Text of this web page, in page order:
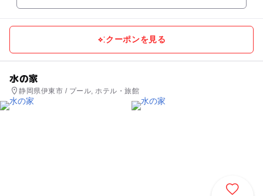
クーポンを見る
水の家
静岡県伊東市 / プール, ホテル・旅館